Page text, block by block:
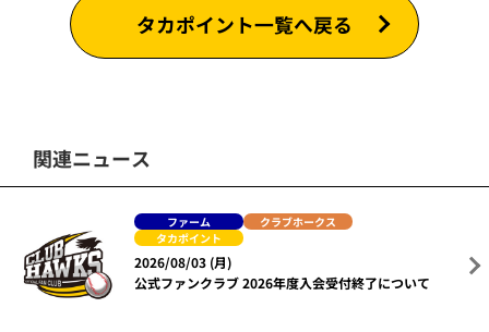
タカポイント一覧へ戻る
関連ニュース
ファーム
クラブホークス
タカポイント
2026/08/03 (月)
公式ファンクラブ 2026年度入会受付終了について